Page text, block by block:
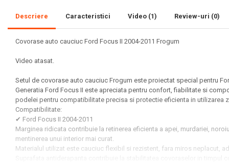
Prelate Auto
Scrumiere Auto
Stergatoare Parbriz
Suport Auto Ochelari
Suporti Numar Inmatriculare
Suporti Pahar Auto
Suporti Telefon Auto
Tetiera Auto
Descriere Caracteristici Video (1) Review-uri (0)
Covorase auto cauciuc Ford Focus II 2004-2011 Frogum
Video atasat.
Setul de covorase auto cauciuc Frogum este proiectat special pentru
Generatia Ford Focus II este apreciata pentru confort, fiabilitate si
podelei pentru compatibilitate precisa si protectie eficienta in utilizarea
Compatibilitate:
✔ Ford Focus II 2004-2011
Marginea ridicata contribuie la retinerea eficienta a apei, murdariei,
mentinerea unui interior mai curat.
Materialul utilizat este cauciuc flexibil si rezistent, fara miros neplacut,